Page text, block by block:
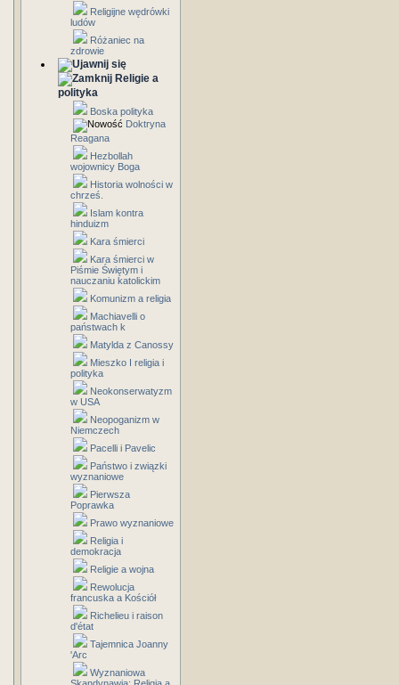
Religijne wędrówki
ludów
Różaniec na
zdrowie
Religie a
polityka
Boska polityka
Doktryna
Reagana
Hezbollah
wojownicy Boga
Historia wolności w
chrześ.
Islam kontra
hinduizm
Kara śmierci
Kara śmierci w
Piśmie Świętym i
nauczaniu katolickim
Komunizm a religia
Machiavelli o
państwach k
Matylda z Canossy
Mieszko I religia i
polityka
Neokonserwatyzm
w USA
Neopoganizm w
Niemczech
Pacelli i Pavelic
Państwo i związki
wyznaniowe
Pierwsza
Poprawka
Prawo wyznaniowe
Religia i
demokracja
Religie a wojna
Rewolucja
francuska a Kościół
Richelieu i raison
d'état
Tajemnica Joanny
'Arc
Wyznaniowa